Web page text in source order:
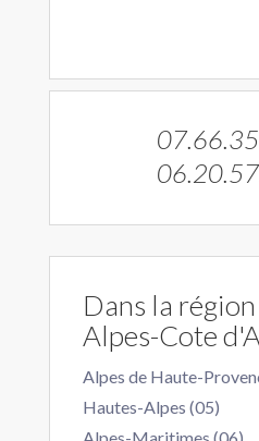
Dans la
Alpes-Cote
Alpes de Haute-
Hautes-Alpes (05)